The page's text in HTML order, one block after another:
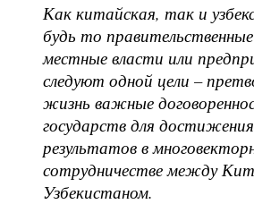
Как китайская, так и
будь то
местные власти или
следуют одной цели –
жизнь важные
государств для
результатов в
сотрудничестве между
Узбекистаном.